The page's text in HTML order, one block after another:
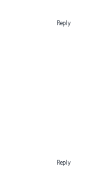
Reply
Reply